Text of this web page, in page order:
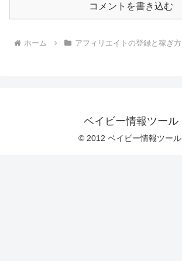
コメントを書き込む
ホーム アフィリエイトの登録と稼ぎ方
ベイビー情報ツール
© 2012 ベイビー情報ツール.